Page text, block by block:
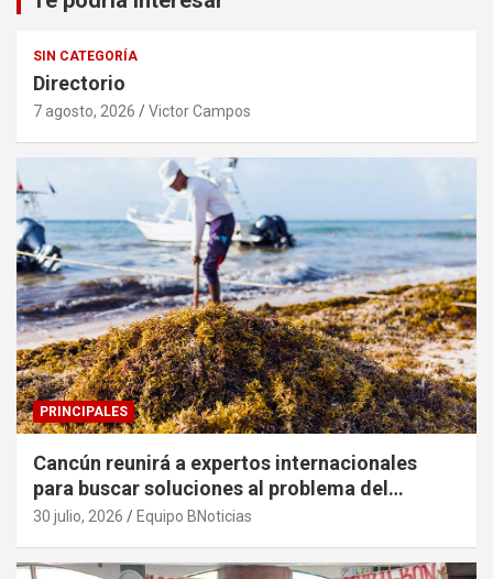
SIN CATEGORÍA
Directorio
7 agosto, 2026 Victor Campos
PRINCIPALES
Cancún reunirá a expertos internacionales
para buscar soluciones al problema del
sargazo
30 julio, 2026 Equipo BNoticias